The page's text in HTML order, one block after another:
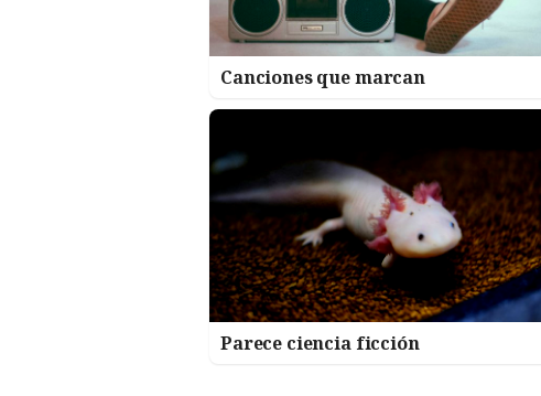
Canciones que marcan
Parece ciencia ficción